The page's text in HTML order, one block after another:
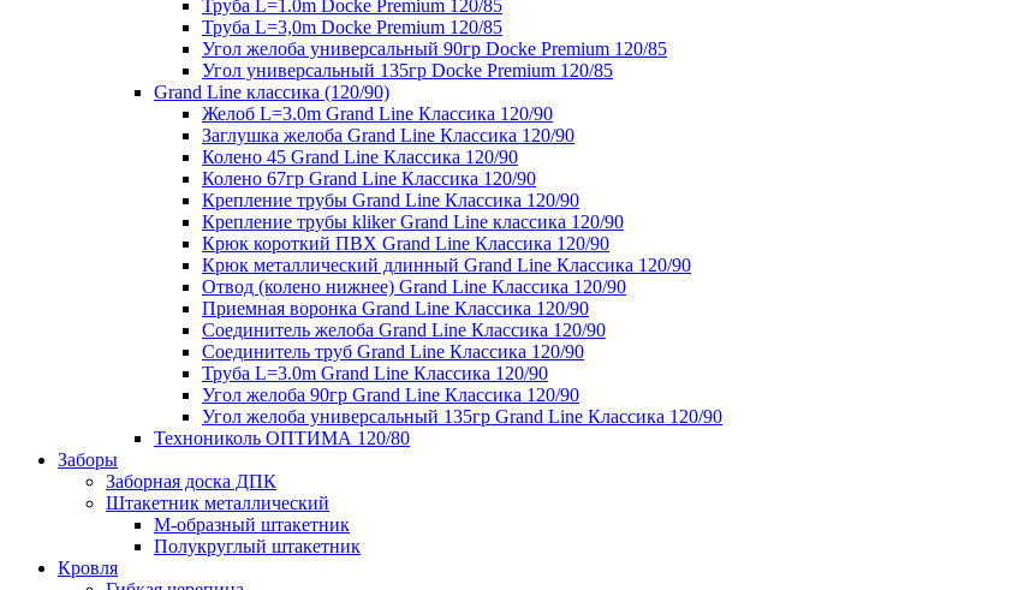
Труба L=1.0m Docke Premium 120/85
Труба L=3,0m Docke Premium 120/85
Угол желоба универсальный 90гр Docke Premium 120/85
Угол универсальный 135гр Docke Premium 120/85
Grand Line классика (120/90)
Желоб L=3.0m Grand Line Классика 120/90
Заглушка желоба Grand Line Классика 120/90
Колено 45 Grand Line Классика 120/90
Колено 67гр Grand Line Классика 120/90
Крепление трубы Grand Line Классика 120/90
Крепление трубы kliker Grand Line классика 120/90
Крюк короткий ПВХ Grand Line Классика 120/90
Крюк металлический длинный Grand Line Классика 120/90
Отвод (колено нижнее) Grand Line Классика 120/90
Приемная воронка Grand Line Классика 120/90
Соединитель желоба Grand Line Классика 120/90
Соединитель труб Grand Line Классика 120/90
Труба L=3.0m Grand Line Классика 120/90
Угол желоба 90гр Grand Line Классика 120/90
Угол желоба универсальный 135гр Grand Line Классика 120/90
Технониколь ОПТИМА 120/80
Заборы
Заборная доска ДПК
Штакетник металлический
М-образный штакетник
Полукруглый штакетник
Кровля